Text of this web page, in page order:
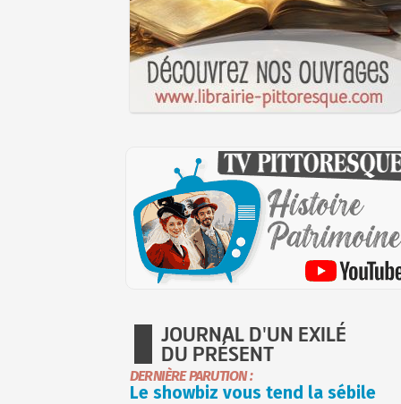
JOURNAL D'UN EXILÉ
DU PRÉSENT
DERNIÈRE PARUTION :
Le showbiz vous tend la sébile